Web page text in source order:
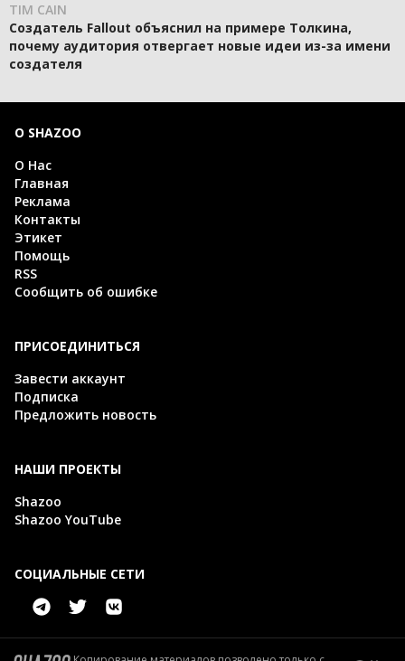
TIM CAIN
Создатель Fallout объяснил на примере Толкина,
почему аудитория отвергает новые идеи из-за имени
создателя
О SHAZOO
О Нас
Главная
Реклама
Контакты
Этикет
Помощь
RSS
Сообщить об ошибке
ПРИСОЕДИНИТЬСЯ
Завести аккаунт
Подписка
Предложить новость
НАШИ ПРОЕКТЫ
Shazoo
Shazoo YouTube
СОЦИАЛЬНЫЕ СЕТИ